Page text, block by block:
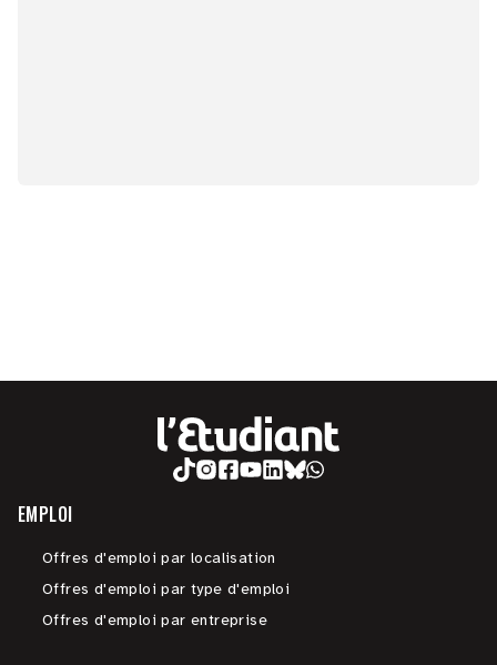
EMPLOI
Offres d'emploi par localisation
Offres d'emploi par type d'emploi
Offres d'emploi par entreprise